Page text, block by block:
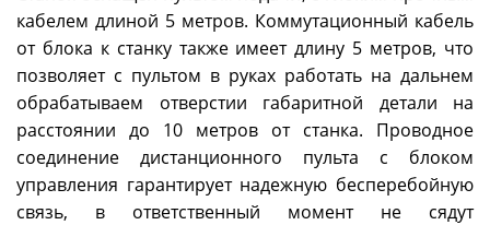
кабелем длиной 5 метров. Коммутационный кабель
от блока к станку также имеет длину 5 метров, что
позволяет с пультом в руках работать на дальнем
обрабатываем отверстии габаритной детали на
расстоянии до 10 метров от станка. Проводное
соединение дистанционного пульта с блоком
управления гарантирует надежную бесперебойную
связь, в ответственный момент не сядут